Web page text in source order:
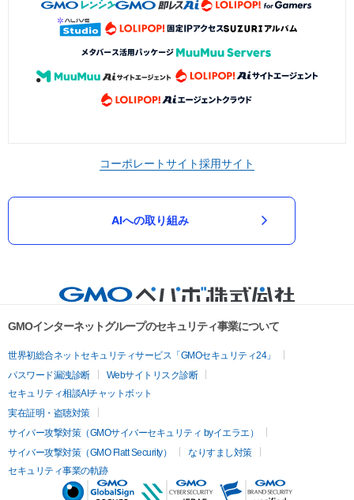
コーポレートサイト採用サイト
AIへの取り組み
GMOインターネットグループのセキュリティ事業について
世界初総合ネットセキュリティサービス「GMOセキュリティ24」
パスワード漏洩診断
Webサイトリスク診断
セキュリティ相談AIチャットボット
実在証明・盗聴対策
サイバー攻撃対策（GMOサイバーセキュリティ byイエラエ）
サイバー攻撃対策（GMO Flatt Security）
なりすまし対策
セキュリティ事業の軌跡